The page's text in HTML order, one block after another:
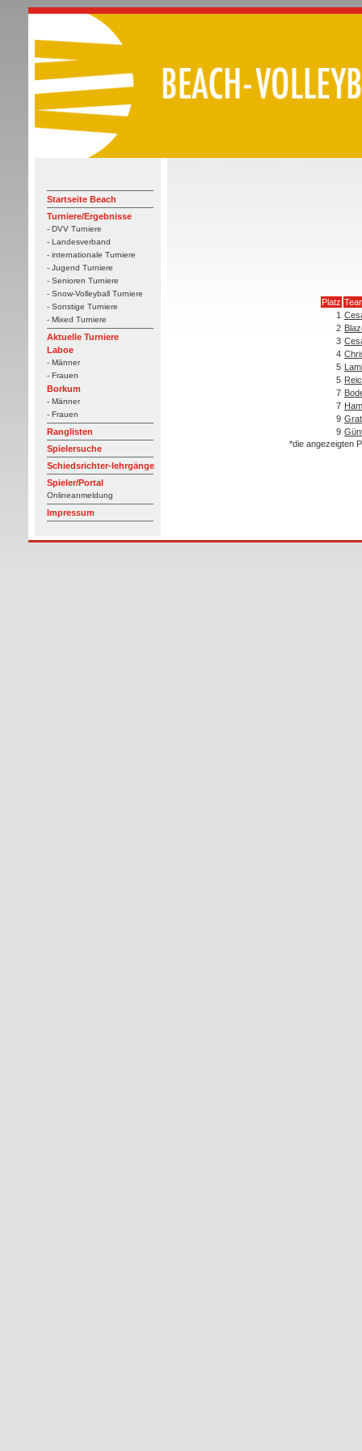
Startseite Beach
Turniere/Ergebnisse
- DVV Turniere
- Landesverband
- internationale Turniere
- Jugend Turniere
- Senioren Turniere
- Snow-Volleyball Turniere
- Sonstige Turniere
- Mixed Turniere
Aktuelle Turniere
Laboe
- Männer
- Frauen
Borkum
- Männer
- Frauen
Ranglisten
Spielersuche
Schiedsrichter-lehrgänge
Spieler/Portal
Onlineanmeldung
Impressum
Platz
1
2
3
4
5
5
7
7
9
9
*die angezeigten